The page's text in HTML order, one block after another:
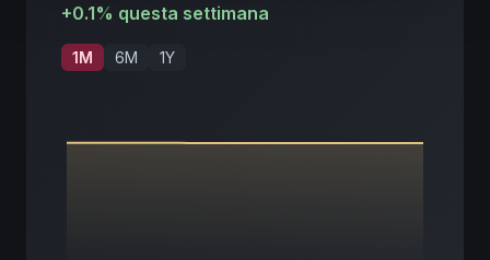
+0.1% questa settimana
1M 6M 1Y